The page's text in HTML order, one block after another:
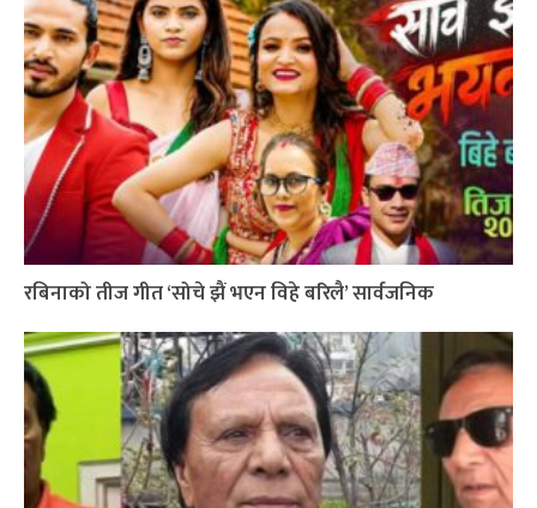
रबिनाको तीज गीत ‘सोचे झैं भएन विहे बरिलै’ सार्वजनिक